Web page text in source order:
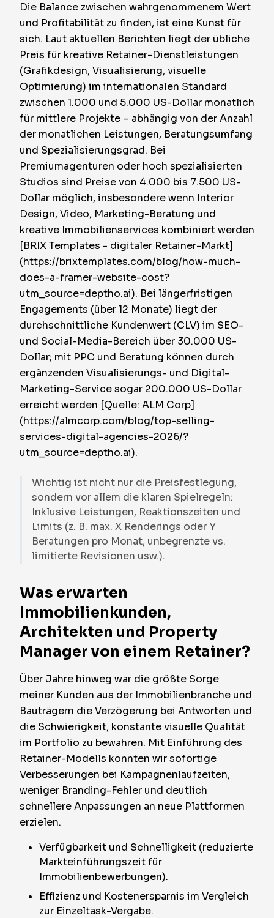
Die Balance zwischen wahrgenommenem Wert
und Profitabilität zu finden, ist eine Kunst für
sich. Laut aktuellen Berichten liegt der übliche
Preis für kreative Retainer-Dienstleistungen
(Grafikdesign, Visualisierung, visuelle
Optimierung) im internationalen Standard
zwischen 1.000 und 5.000 US-Dollar monatlich
für mittlere Projekte – abhängig von der Anzahl
der monatlichen Leistungen, Beratungsumfang
und Spezialisierungsgrad. Bei
Premiumagenturen oder hoch spezialisierten
Studios sind Preise von 4.000 bis 7.500 US-
Dollar möglich, insbesondere wenn Interior
Design, Video, Marketing-Beratung und
kreative Immobilienservices kombiniert werden
[BRIX Templates - digitaler Retainer-Markt]
(https://brixtemplates.com/blog/how-much-
does-a-framer-website-cost?
utm_source=deptho.ai). Bei längerfristigen
Engagements (über 12 Monate) liegt der
durchschnittliche Kundenwert (CLV) im SEO-
und Social-Media-Bereich über 30.000 US-
Dollar; mit PPC und Beratung können durch
ergänzenden Visualisierungs- und Digital-
Marketing-Service sogar 200.000 US-Dollar
erreicht werden [Quelle: ALM Corp]
(https://almcorp.com/blog/top-selling-
services-digital-agencies-2026/?
utm_source=deptho.ai).
Wichtig ist nicht nur die Preisfestlegung,
sondern vor allem die klaren Spielregeln:
Inklusive Leistungen, Reaktionszeiten und
Limits (z. B. max. X Renderings oder Y
Beratungen pro Monat, unbegrenzte vs.
limitierte Revisionen usw.).
Was erwarten
Immobilienkunden,
Architekten und Property
Manager von einem Retainer?
Über Jahre hinweg war die größte Sorge
meiner Kunden aus der Immobilienbranche und
Bauträgern die Verzögerung bei Antworten und
die Schwierigkeit, konstante visuelle Qualität
im Portfolio zu bewahren. Mit Einführung des
Retainer-Modells konnten wir sofortige
Verbesserungen bei Kampagnenlaufzeiten,
weniger Branding-Fehler und deutlich
schnellere Anpassungen an neue Plattformen
erzielen.
Verfügbarkeit und Schnelligkeit (reduzierte
Markteinführungszeit für
Immobilienbewerbungen).
Effizienz und Kostenersparnis im Vergleich
zur Einzeltask-Vergabe.